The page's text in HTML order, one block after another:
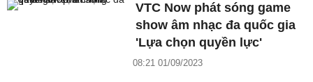
VTC Now phát sóng game
show âm nhạc đa quốc gia
'Lựa chọn quyền lực'
08:21 01/09/2023